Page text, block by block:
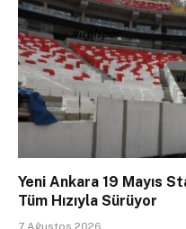
Yeni Ankara 19 Mayıs
Tüm Hızıyla Sürüyor
7 Ağustos 2026